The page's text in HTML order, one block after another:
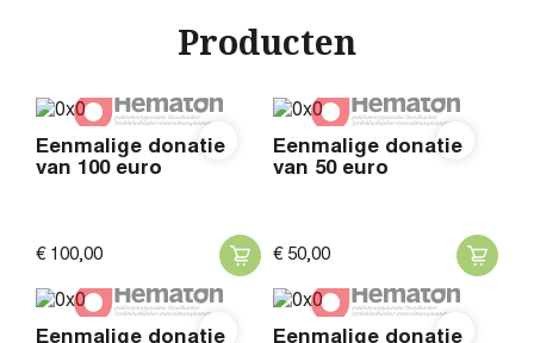
Producten
Eenmalige donatie
van 100 euro
€ 100,00
Eenmalige donatie
van 50 euro
€ 50,00
Eenmalige donatie
Eenmalige donatie